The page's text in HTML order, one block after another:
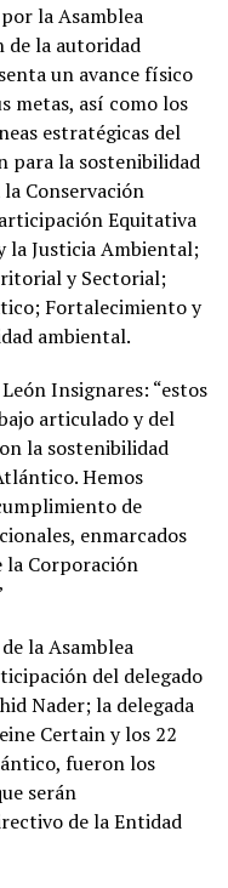
la Asamblea
de la autoridad
un avance físico
metas, así como los
estratégicas del
para la sostenibilidad
Conservación
Equitativa
la Justicia Ambiental;
y Sectorial;
Fortalecimiento y
ambiental.
Insignares: “estos
articulado y del
la sostenibilidad
Hemos
de
enmarcados
la Corporación
la Asamblea
del delegado
Nader; la delegada
Certain y los 22
fueron los
serán
de la Entidad